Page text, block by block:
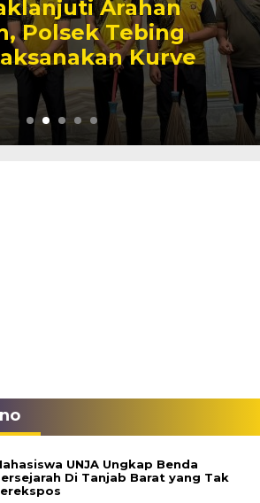
Cinta
Tewas
Tanjab Barat
UNJA Ungkap Benda
Di Tanjab Barat yang Tak